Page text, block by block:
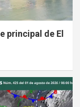
principal de El